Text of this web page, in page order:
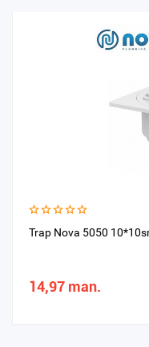
Trap Nova 5050
14,97 man.